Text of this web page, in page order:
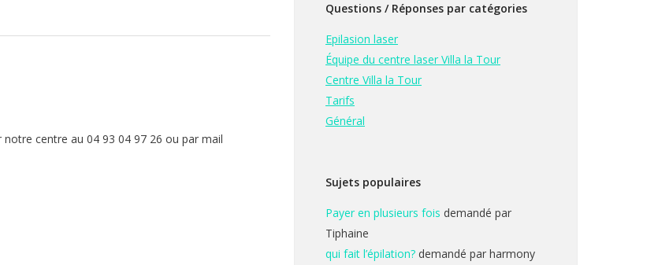
centre au 04 93 04 97 26 ou par mail
Questions / Réponses par catégories
Epilasion laser
Équipe du centre laser Villa la Tour
Centre Villa la Tour
Tarifs
Général
Sujets populaires
Payer en plusieurs fois demandé par
Tiphaine
qui fait l’épilation? demandé par harmony